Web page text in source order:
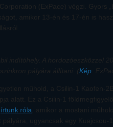
(ExPace) végzi. Gyors
amikor 13-én és 17-én is
indítóhely. A hordozóeszközzel
pályára állítani. (Kép:
műhold, a Csilin-1 Kaofen-
alatt. Ez a Csilin-1
írtunk róla , amikor a mostani
ugyancsak egy Kuajcsou-